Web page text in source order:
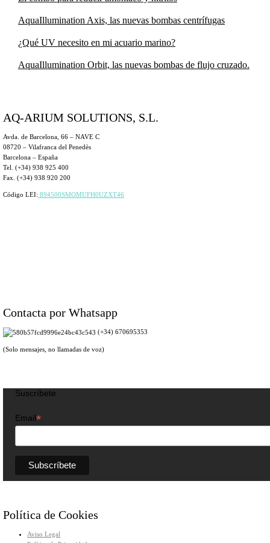
AquaIllumination Axis, las nuevas bombas centrífugas
¿Qué UV necesito en mi acuario marino?
AquaIllumination Orbit, las nuevas bombas de flujo cruzado.
AQ-ARIUM SOLUTIONS, S.L.
Avda. de Barcelona, 66 – NAVE C
08720 – Vilafranca del Penedès
Barcelona – España
Tel. (+34) 938 925 400
Fax. (+34) 938 920 200
Código LEI: 894500SMOMUFH0UZXT46
Contacta por Whatsapp
(+34) 670695353
(Solo mensajes, no llamadas de voz)
Suscríbete
Email*
Política de Cookies
Aviso Legal